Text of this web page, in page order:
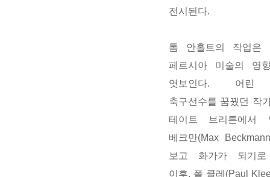
전시된다.
톰 안홀트의 작업은
페르시아 미술의 영
엿보인다. 어린
축구선수를 꿈꿨던 작
테이트 브리튼에서
베크만(Max
보고 화가가 되기로
이후, 폴 클레 (Paul